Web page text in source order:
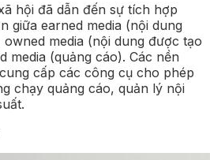
hội đã dẫn đến sự tích hợp
giữa earned media (nội dung
media (nội dung được tạo
media (quảng cáo). Các nền
cấp các công cụ cho phép
chạy quảng cáo, quản lý nội